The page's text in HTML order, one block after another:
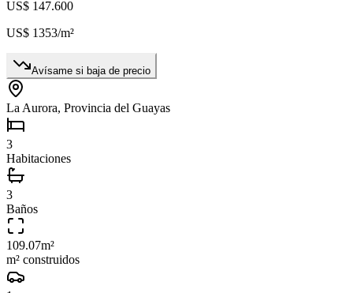
US$ 147.600
US$ 1353/m²
Avísame si baja de precio
La Aurora, Provincia del Guayas
3
Habitaciones
3
Baños
109.07m²
m² construidos